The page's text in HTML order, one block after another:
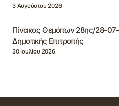
3 Αυγούστου 2026
Πίνακας Θεμάτων 28ης/28-
Δημοτικής Επιτροπής
30 Ιουλίου 2026